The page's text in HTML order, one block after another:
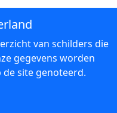
van schilders die
gegevens worden
de site genoteerd.